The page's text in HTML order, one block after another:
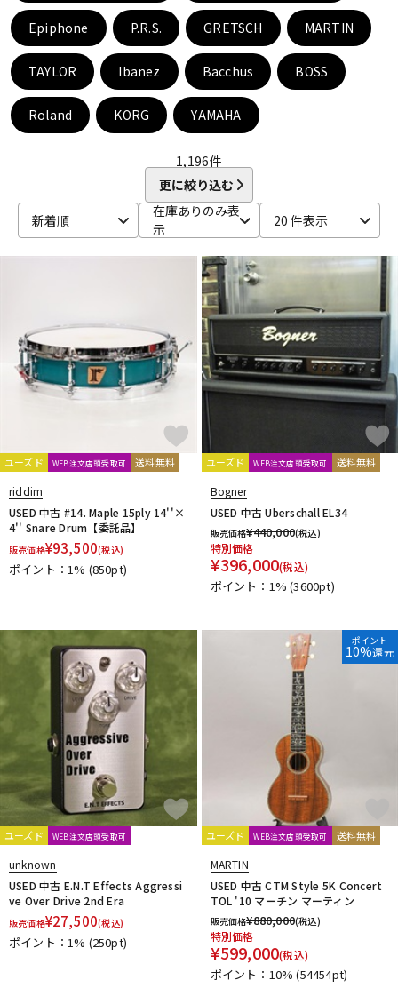
Epiphone P.R.S. GRETSCH MARTIN
TAYLOR Ibanez Bacchus BOSS
Roland KORG YAMAHA
1,196件
更に絞り込む
新着順
在庫ありのみ表
示
20 件表示
ユーズド WEB注文店頭受取可 送料無料
riddim
USED 中古 #14. Maple 15ply 14''×
4'' Snare Drum【委託品】
販売価格¥93,500(税込)
ポイント：1% (850pt)
ユーズド WEB注文店頭受取可 送料無料
Bogner
USED 中古 Uberschall EL34
販売価格¥440,000(税込)
特別価格
¥396,000(税込)
ポイント：1%(3600pt)
ユーズド WEB注文店頭受取可
unknown
USED 中古 E.N.T Effects Aggressi
ve Over Drive 2nd Era
販売価格¥27,500(税込)
ポイント：1% (250pt)
ポイント
10%還元
ユーズド WEB注文店頭受取可 送料無料
MARTIN
USED 中古 CTM Style 5K Concert
TOL '10 マーチン マーティン
販売価格¥880,000(税込)
特別価格
¥599,000(税込)
ポイント：10%(54454pt)